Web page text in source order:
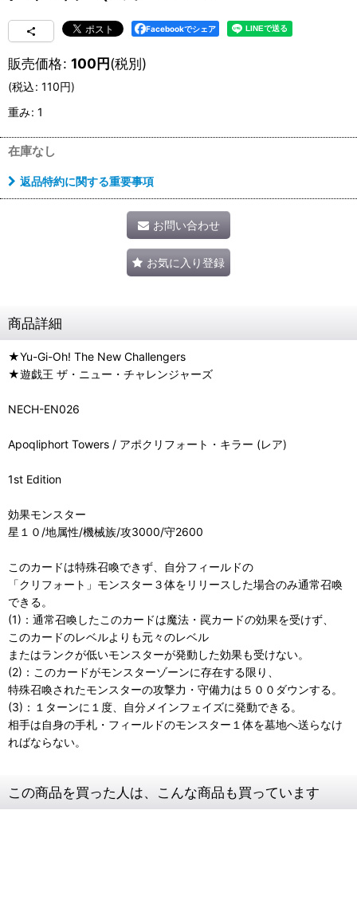
Facebookでシェア
販売価格: 100円(税別)
(税込: 110円)
重み: 1
在庫なし
返品特約に関する重要事項
お問い合わせ
お気に入り登録
商品詳細
★Yu-Gi-Oh! The New Challengers
★遊戯王 ザ・ニュー・チャレンジャーズ
NECH-EN026
Apoqliphort Towers / アポクリフォート・キラー (レア)
1st Edition
効果モンスター
星１０/地属性/機械族/攻3000/守2600
このカードは特殊召喚できず、自分フィールドの
「クリフォート」モンスター３体をリリースした場合のみ通常召喚
できる。
(1)：通常召喚したこのカードは魔法・罠カードの効果を受けず、
このカードのレベルよりも元々のレベル
またはランクが低いモンスターが発動した効果も受けない。
(2)：このカードがモンスターゾーンに存在する限り、
特殊召喚されたモンスターの攻撃力・守備力は５００ダウンする。
(3)：１ターンに１度、自分メインフェイズに発動できる。
相手は自身の手札・フィールドのモンスター１体を墓地へ送らなけ
ればならない。
この商品を買った人は、こんな商品も買っています